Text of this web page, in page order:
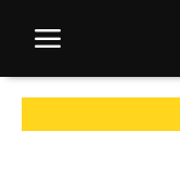
Anunciate